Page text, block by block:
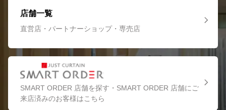
店舗一覧
直営店・パートナーショップ・専売店
SMART ORDER 店舗を探す・SMART ORDER 店舗にご
来店済みのお客様はこちら